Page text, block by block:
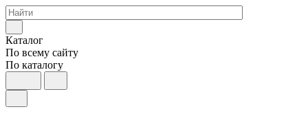
Каталог
По всему сайту
По каталогу